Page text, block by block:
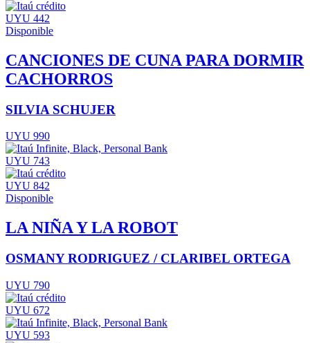
UYU 442
Disponible
CANCIONES DE CUNA PARA DORMIR
CACHORROS
SILVIA SCHUJER
UYU 990
UYU 743
UYU 842
Disponible
LA NIÑA Y LA ROBOT
OSMANY RODRIGUEZ / CLARIBEL ORTEGA
UYU 790
UYU 672
UYU 593